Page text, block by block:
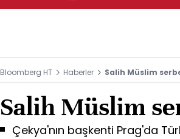
Bloomberg HT Haberler Salih Müslim
Salih Müslim
Çekya'nın başkenti Prag'da